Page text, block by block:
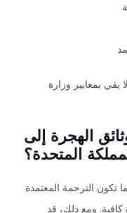
يفي بمعايير وزارة
الهجرة إلى
المتحدة؟
تكون الترجمة المعتمدة
كافية. ومع ذلك، قد